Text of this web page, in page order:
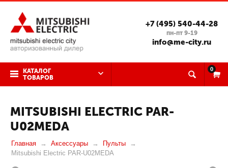
+7 (495) 540-44-28
пн-пт 9-19
info@me-city.ru
КАТАЛОГ
ТОВАРОВ
0
MITSUBISHI ELECTRIC PAR-
U02MEDA
Главная Аксессуары
Пульты
Mitsubishi Electric PAR-U02MEDA